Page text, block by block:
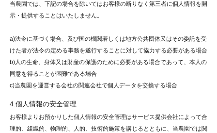
当農園では、下記の場合を除いてはお客様の断りなく第三者に個人情報を開
示・提供することはいたしません。
a)法令に基づく場合、及び国の機関若しくは地方公共団体又はその委託を受
けた者が法令の定める事務を遂行することに対して協力する必要がある場合
b)人の生命、身体又は財産の保護のために必要がある場合であって、本人の
同意を得ることが困難である場合
c)当農園を運営する会社の関連会社で個人データを交換する場合
4.個人情報の安全管理
お客様よりお預かりした個人情報の安全管理はサービス提供会社によって合
理的、組織的、物理的、人的、技術的施策を講じるとともに、当農園では関